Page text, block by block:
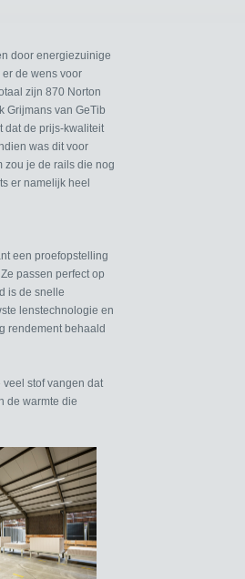
door energiezuinige
de wens voor
zijn 870 Norton
Grijmans van GeTib
dat de prijs-kwaliteit
was dit voor
zou je de rails die nog
er namelijk heel
een proefopstelling
passen perfect op
is de snelle
lenstechnologie en
rendement behaald
stof vangen dat
de warmte die